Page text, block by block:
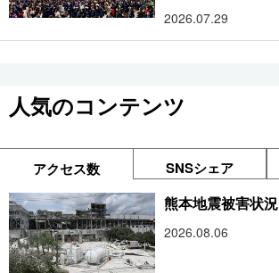
2026.07.29
人気のコンテンツ
アクセス数 SNSシェア
熊本地震被害状況
2026.08.06